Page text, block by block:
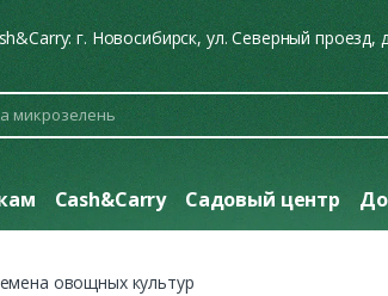
г. Новосибирск, ул. Северный проезд,
Cash&Carry Садовый центр
овощных культур